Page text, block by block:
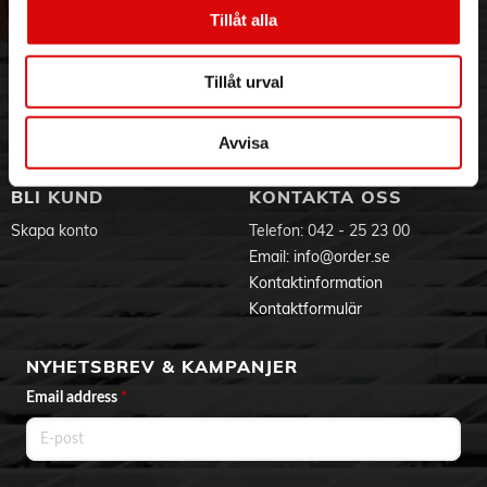
Tillåt alla
Tillåt urval
Avvisa
Visselblåsning
Aktuellt på Order
Godsefterlysning & Felleverans
Integritetspolicy
Om cookies
BLI KUND
Skapa konto
KONTAKTA OSS
Telefon: 042 - 25 23 00
Email: info@order.se
Kontaktinformation
Kontaktformulär
NYHETSBREV & KAMPANJER
Email address *